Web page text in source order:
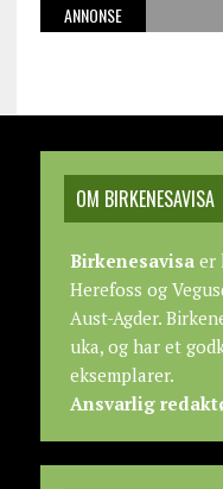
ANNONSE
OM BIRKENESAVISA
Birkenesavisaer
Herefoss og
Aust-Agder.
uka, og har et
eksemplarer.
Ansvarlig